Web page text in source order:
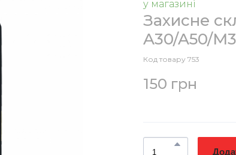
у магазині
Захисне
A30/A50/
Код товару 753
150 грн